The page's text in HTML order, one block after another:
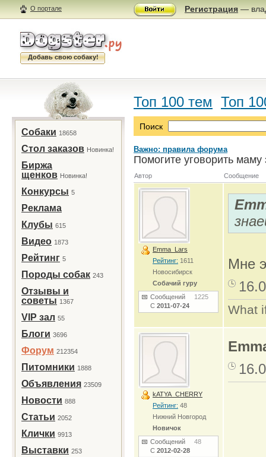
О портале Регистрация —
Добавь свою собаку!
Собаки 18658
Стол заказов Новинка!
Биржа
щенков Новинка!
Конкурсы 5
Реклама
Клубы 615
Видео 1873
Рейтинг 5
Породы собак 243
Отзывы и
советы 1367
VIP зал 55
Блоги 3696
Форум 212354
Питомники 1888
Объявления 23509
Новости 888
Статьи 2052
Клички 9913
Выставки 253
Топ 100 тем Топ
Поиск
Важно: правила форума
Помогите уговорить маму
Автор Сообщение
Emma_Lars
Рейтинг: 1611
Новосибирск
Собачий гуру
Сообщений 1225
С 2011-07-24
Мне
What
kATYA_CHERRY
Рейтинг: 48
Нижний Новгород
Новичок
Сообщений 48
С 2012-02-28